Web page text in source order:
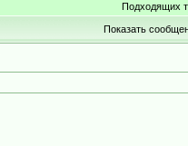
Подходящих
Показать